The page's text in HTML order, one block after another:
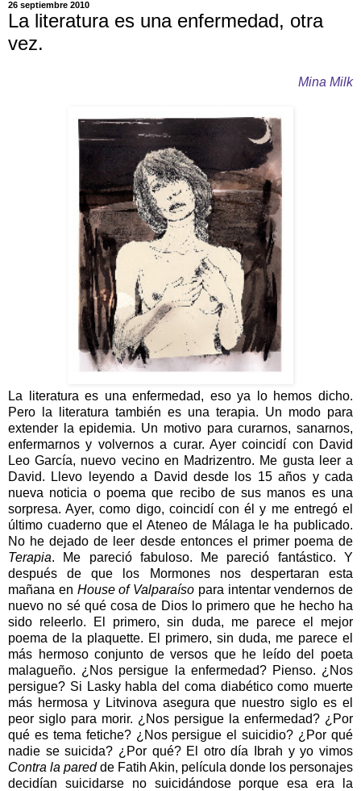
26 septiembre 2010
La literatura es una enfermedad, otra
vez.
Mina Milk
La literatura es una enfermedad, eso ya lo hemos dicho.
Pero la literatura también es una terapia. Un modo para
extender la epidemia. Un motivo para curarnos, sanarnos,
enfermarnos y volvernos a curar. Ayer coincidí con David
Leo García, nuevo vecino en Madrizentro. Me gusta leer a
David. Llevo leyendo a David desde los 15 años y cada
nueva noticia o poema que recibo de sus manos es una
sorpresa. Ayer, como digo, coincidí con él y me entregó el
último cuaderno que el Ateneo de Málaga le ha publicado.
No he dejado de leer desde entonces el primer poema de
Terapia. Me pareció fabuloso. Me pareció fantástico. Y
después de que los Mormones nos despertaran esta
mañana en House of Valparaíso para intentar vendernos de
nuevo no sé qué cosa de Dios lo primero que he hecho ha
sido releerlo. El primero, sin duda, me parece el mejor
poema de la plaquette. El primero, sin duda, me parece el
más hermoso conjunto de versos que he leído del poeta
malagueño. ¿Nos persigue la enfermedad? Pienso. ¿Nos
persigue? Si Lasky habla del coma diabético como muerte
más hermosa y Litvinova asegura que nuestro siglo es el
peor siglo para morir. ¿Nos persigue la enfermedad? ¿Por
qué es tema fetiche? ¿Nos persigue el suicidio? ¿Por qué
nadie se suicida? ¿Por qué? El otro día Ibrah y yo vimos
Contra la paredde Fatih Akin, película donde los personajes
decidían suicidarse no suicidándose porque esa era la